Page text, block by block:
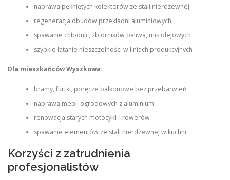
naprawa pękniętych kolektorów ze stali nierdzewnej
regeneracja obudów przekładni aluminiowych
spawanie chłodnic, zbiorników paliwa, mis olejowych
szybkie łatanie nieszczelności w liniach produkcyjnych
Dla mieszkańców Wyszkowa:
bramy, furtki, poręcze balkonowe bez przebarwień
naprawa mebli ogrodowych z aluminium
renowacja starych motocykli i rowerów
spawanie elementów ze stali nierdzewnej w kuchni
Korzyści z zatrudnienia
profesjonalistów